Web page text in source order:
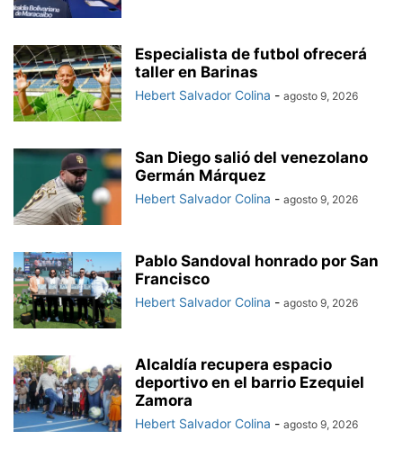
Especialista de futbol ofrecerá
taller en Barinas
Hebert Salvador Colina - agosto 9, 2026
San Diego salió del venezolano
Germán Márquez
Hebert Salvador Colina - agosto 9, 2026
Pablo Sandoval honrado por San
Francisco
Hebert Salvador Colina - agosto 9, 2026
Alcaldía recupera espacio
deportivo en el barrio Ezequiel
Zamora
Hebert Salvador Colina - agosto 9, 2026